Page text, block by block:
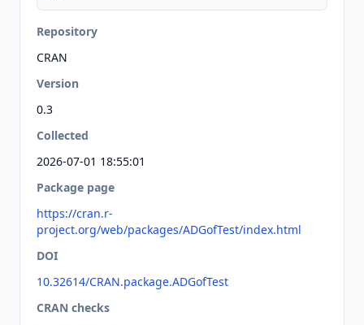
Repository
CRAN
Version
0.3
Collected
2026-07-01 18:55:01
Package page
https://cran.r-
project.org/web/packages/ADGofTest/index.html
DOI
10.32614/CRAN.package.ADGofTest
CRAN checks